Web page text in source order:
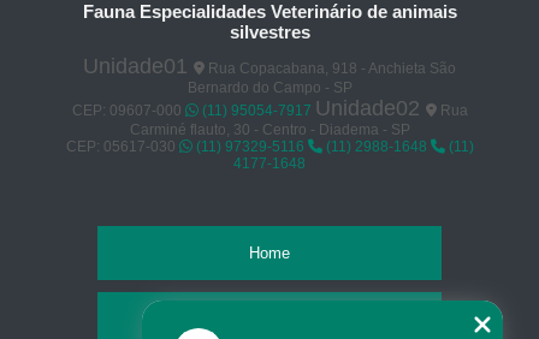
Fauna Especialidades Veterinário de animais
silvestres
Unidade01
Rua Copacabana, 918 - Anchieta São
Bernardo do Campo - SP
CEP: 09607-000
(11) 95054-7917 Unidade02
Rua
Carminé flauto, 30 - Centro - Diadema - SP
CEP: 05617-030
(11) 97329-5116 (11) 2988-1648
(11)
4177-1648
Home